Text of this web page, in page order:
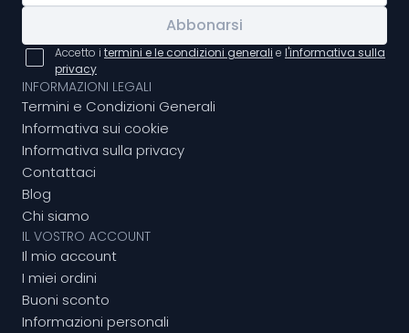
Abbonarsi
Accetto i termini e le condizioni generali e l'informativa sulla
privacy
INFORMAZIONI LEGALI
Termini e Condizioni Generali
Informativa sui cookie
Informativa sulla privacy
Contattaci
Blog
Chi siamo
IL VOSTRO ACCOUNT
Il mio account
I miei ordini
Buoni sconto
Informazioni personali